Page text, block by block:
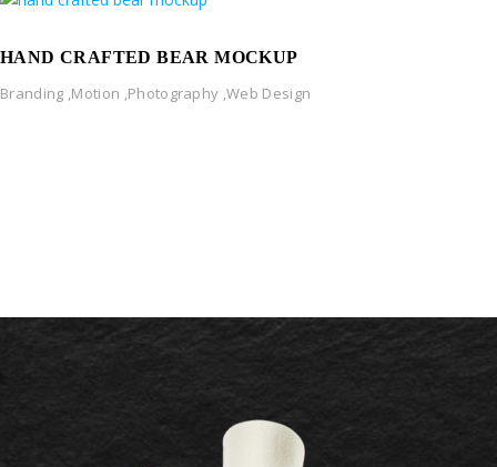
HAND CRAFTED BEAR MOCKUP
Branding ,Motion ,Photography ,Web Design